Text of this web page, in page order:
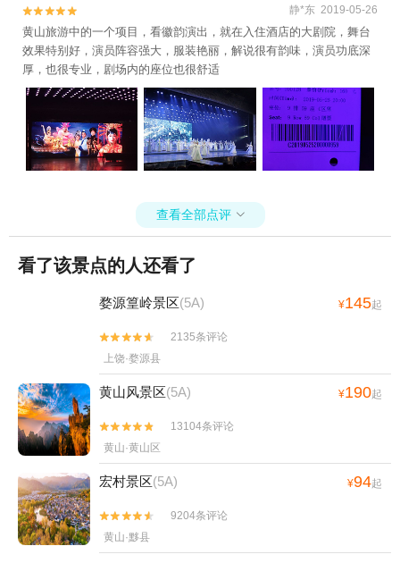

 静*东 2019-05-26
黄山旅游中的一个项目，看徽韵演出，就在入住酒店的大剧院，舞台
效果特别好，演员阵容强大，服装艳丽，解说很有韵味，演员功底深
厚，也很专业，剧场内的座位也很舒适
查看全部点评 
看了该景点的人还看了
婺源篁岭景区(5A) ¥145起


2135条评论
上饶·婺源县
黄山风景区(5A) ¥190起


13104条评论
黄山·黄山区
宏村景区(5A) ¥94起


9204条评论
黄山·黟县